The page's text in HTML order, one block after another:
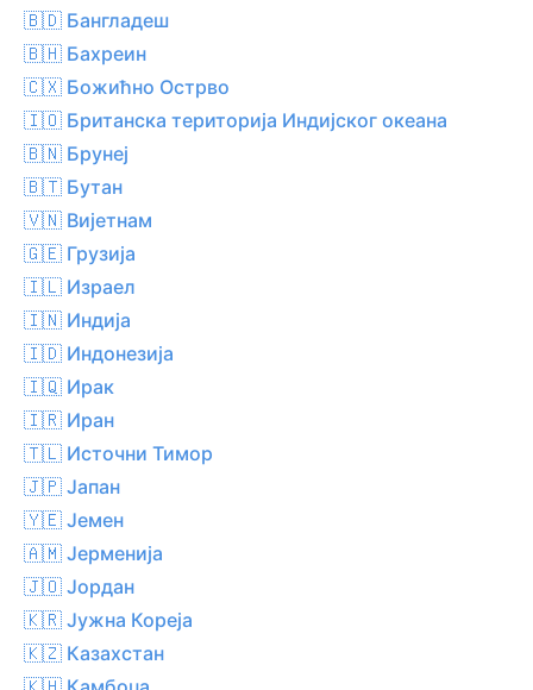
🇧🇩 Бангладеш
🇧🇭 Бахреин
🇨🇽 Божићно Острво
🇮🇴 Британска територија Индијског океана
🇧🇳 Брунеј
🇧🇹 Бутан
🇻🇳 Вијетнам
🇬🇪 Грузија
🇮🇱 Израел
🇮🇳 Индија
🇮🇩 Индонезија
🇮🇶 Ирак
🇮🇷 Иран
🇹🇱 Источни Тимор
🇯🇵 Јапан
🇾🇪 Јемен
🇦🇲 Јерменија
🇯🇴 Јордан
🇰🇷 Јужна Кореја
🇰🇿 Казахстан